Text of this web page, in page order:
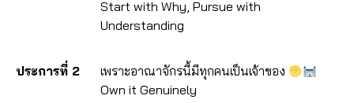
Start with Why, Pursue with
Understanding
ประการที่ 2
เพราะอาณาจักรนี้มีทุกคนเป็นเจ้าของ
Own it Genuinely